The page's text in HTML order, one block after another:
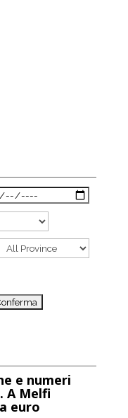
e numeri
A Melfi
euro